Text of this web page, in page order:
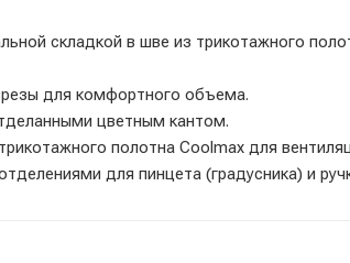
складкой в шве из трикотажного
для комфортного объема.
цветным кантом.
полотна Coolmax для
для пинцета (градусника) и